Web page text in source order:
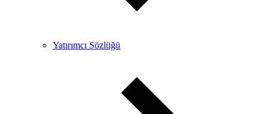
Yatırımcı Sözlüğü